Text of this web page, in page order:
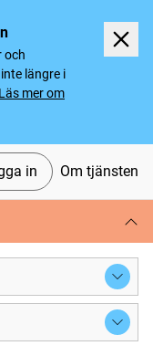
och
längre i
Läs mer om
in Om tjänsten